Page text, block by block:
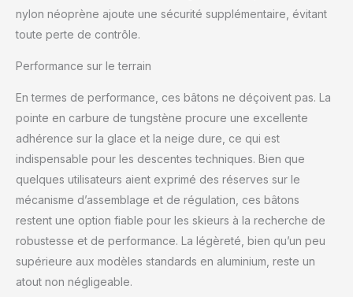
nylon néoprène ajoute une sécurité supplémentaire, évitant
toute perte de contrôle.
Performance sur le terrain
En termes de performance, ces bâtons ne déçoivent pas. La
pointe en carbure de tungstène procure une excellente
adhérence sur la glace et la neige dure, ce qui est
indispensable pour les descentes techniques. Bien que
quelques utilisateurs aient exprimé des réserves sur le
mécanisme d’assemblage et de régulation, ces bâtons
restent une option fiable pour les skieurs à la recherche de
robustesse et de performance. La légèreté, bien qu’un peu
supérieure aux modèles standards en aluminium, reste un
atout non négligeable.